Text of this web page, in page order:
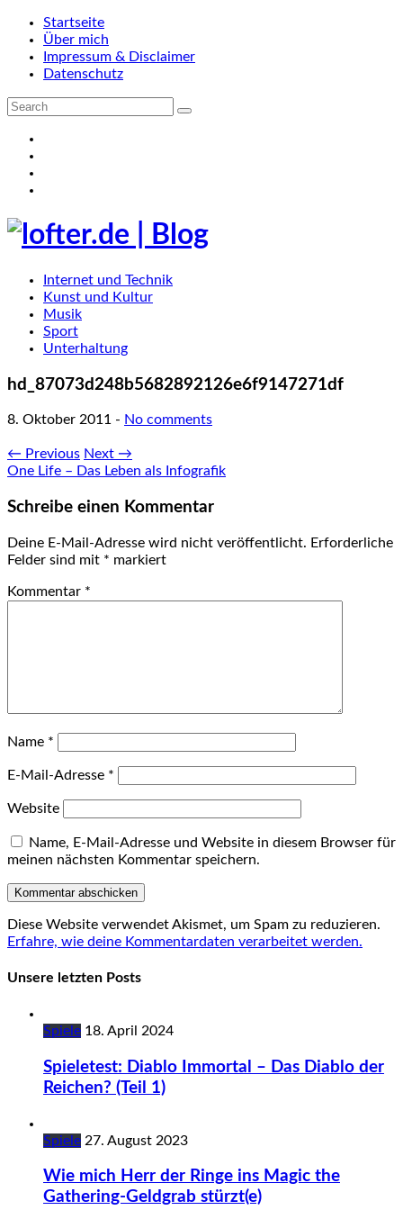
Startseite
Über mich
Impressum & Disclaimer
Datenschutz
Internet und Technik
Kunst und Kultur
Musik
Sport
Unterhaltung
hd_87073d248b5682892126e6f9147271df
8. Oktober 2011 - No comments
← Previous Next →
One Life – Das Leben als Infografik
Schreibe einen Kommentar
Deine E-Mail-Adresse wird nicht veröffentlicht. Erforderliche
Felder sind mit * markiert
Kommentar *
Name *
E-Mail-Adresse *
Website
Name, E-Mail-Adresse und Website in diesem Browser für
meinen nächsten Kommentar speichern.
Diese Website verwendet Akismet, um Spam zu reduzieren.
Erfahre, wie deine Kommentardaten verarbeitet werden.
Unsere letzten Posts
Spiele 18. April 2024
Spieletest: Diablo Immortal – Das Diablo der
Reichen? (Teil 1)
Spiele 27. August 2023
Wie mich Herr der Ringe ins Magic the
Gathering-Geldgrab stürzt(e)